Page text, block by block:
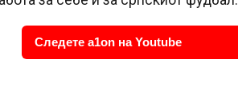
Следете a1on на Youtube